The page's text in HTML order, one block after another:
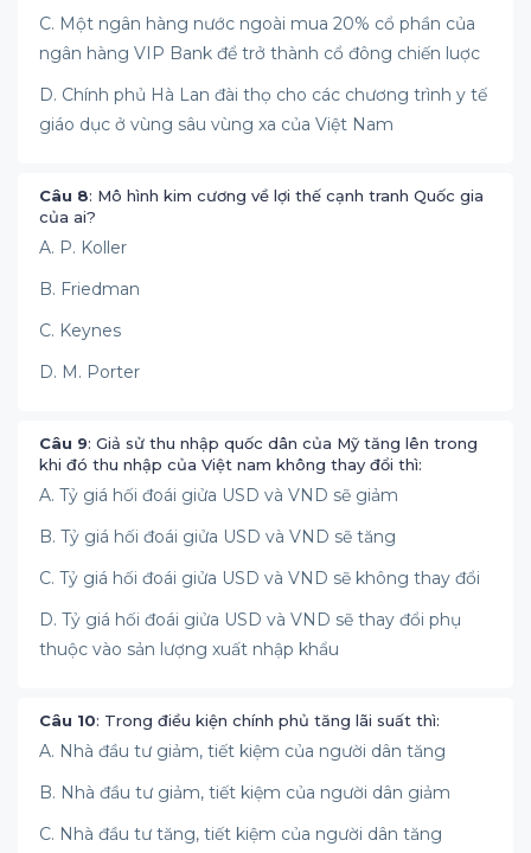
C. Một ngân hàng nước ngoài mua 20% cổ phần của
ngân hàng VIP Bank để trở thành cổ đông chiến luợc
D. Chính phủ Hà Lan đài thọ cho các chương trình y tế
giáo dục ở vùng sâu vùng xa của Việt Nam
Câu 8: Mô hình kim cương về lợi thế cạnh tranh Quốc gia
của ai?
A. P. Koller
B. Friedman
C. Keynes
D. M. Porter
Câu 9: Giả sử thu nhập quốc dân của Mỹ tăng lên trong
khi đó thu nhập của Việt nam không thay đổi thì:
A. Tỷ giá hối đoái giửa USD và VND sẽ giảm
B. Tỷ giá hối đoái giửa USD và VND sẽ tăng
C. Tỷ giá hối đoái giửa USD và VND sẽ không thay đổi
D. Tỷ giá hối đoái giửa USD và VND sẽ thay đổi phụ
thuộc vào sản lượng xuất nhập khẩu
Câu 10: Trong điều kiện chính phủ tăng lãi suất thì:
A. Nhà đầu tư giảm, tiết kiệm của người dân tăng
B. Nhà đầu tư giảm, tiết kiệm của người dân giảm
C. Nhà đầu tư tăng, tiết kiệm của người dân tăng